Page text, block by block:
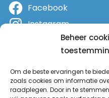
Beheer
Om de beste ervaringen te
zoals cookies om informatie
raadplegen. Door in te
Facebook
Instagram
YouTube